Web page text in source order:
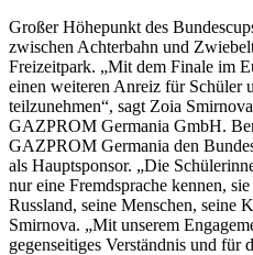
Großer Höhepunkt des
zwischen Achterbahn und
Freizeitpark. „Mit dem Finale im
einen weiteren Anreiz für Schüler
teilzunehmen“, sagt Zoia
GAZPROM Germania GmbH.
GAZPROM Germania den
als Hauptsponsor. „Die
nur eine Fremdsprache kennen,
Russland, seine Menschen, seine
Smirnova. „Mit unserem
gegenseitiges Verständnis und für